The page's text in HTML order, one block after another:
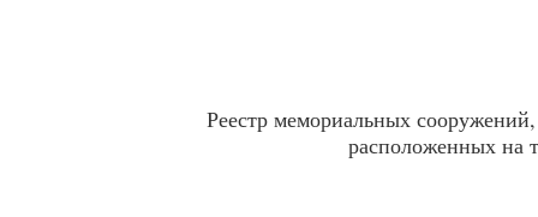
Реестр мемориальных
расположенных на